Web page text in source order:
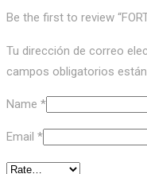
Be the first to review
Tu dirección de correo
campos obligatorios
Name *
Email *